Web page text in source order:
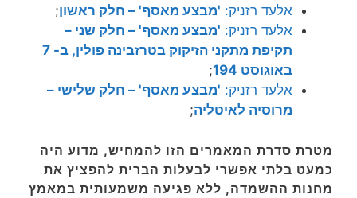
אלעד רזניק: 'מבצע מאסף' – חלק ראשון;
אלעד רזניק: 'מבצע מאסף' – חלק שני –
תקיפת מתקני הזיקוק בטרזבינה פולין, ב- 7
באוגוסט 194
;
אלעד רזניק: 'מבצע מאסף' – חלק שלישי –
מרוסיה לאיטליה;
מטרת סדרת המאמרים הזו להמחיש, מדוע היה
כמעט בלתי אפשרי לבעלות הברית להפציץ את
מחנות ההשמדה, ללא פגיעה משמעותית במאמץ